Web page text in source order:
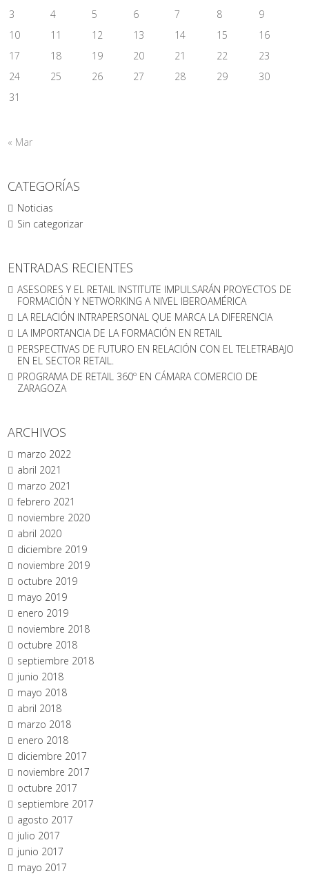
3
4 5 6 7 8
9
10
11 12 13 14 15
16
17
18 19 20 21 22
23
24
25 26 27 28 29
30
31
« Mar
CATEGORÍAS
Noticias
Sin categorizar
ENTRADAS RECIENTES
ASESORES Y EL RETAIL INSTITUTE IMPULSARÁN PROYECTOS DE
FORMACIÓN Y NETWORKING A NIVEL IBEROAMÉRICA
LA RELACIÓN INTRAPERSONAL QUE MARCA LA DIFERENCIA
LA IMPORTANCIA DE LA FORMACIÓN EN RETAIL
PERSPECTIVAS DE FUTURO EN RELACIÓN CON EL TELETRABAJO
EN EL SECTOR RETAIL.
PROGRAMA DE RETAIL 360º EN CÁMARA COMERCIO DE
ZARAGOZA
ARCHIVOS
marzo 2022
abril 2021
marzo 2021
febrero 2021
noviembre 2020
abril 2020
diciembre 2019
noviembre 2019
octubre 2019
mayo 2019
enero 2019
noviembre 2018
octubre 2018
septiembre 2018
junio 2018
mayo 2018
abril 2018
marzo 2018
enero 2018
diciembre 2017
noviembre 2017
octubre 2017
septiembre 2017
agosto 2017
julio 2017
junio 2017
mayo 2017